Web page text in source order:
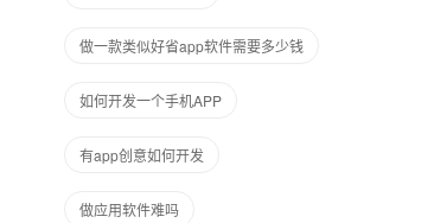
做一款类似好省app软件需要多少钱
如何开发一个手机APP
有app创意如何开发
做应用软件难吗